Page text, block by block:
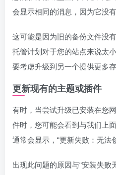
会显示相同的消息，因为它没
这可能是因为旧的备份文件没
托管计划对于您的站点来说太
要考虑升级到另一个提供更多
更新现有的主题或插件
有时，当尝试升级已安装在您
件时，您可能会看到与我们上
通常会显示，“更新失败：无法
出现此问题的原因与“安装失败